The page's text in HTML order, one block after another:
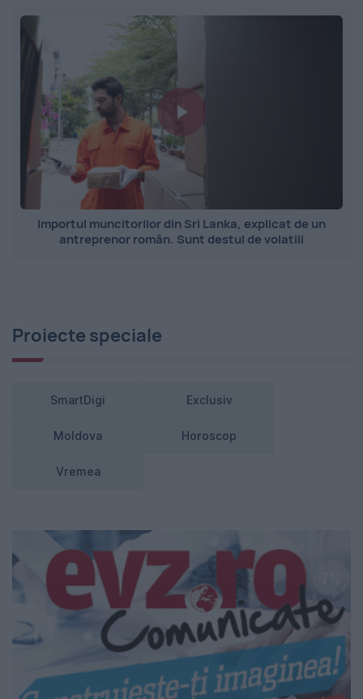
Importul muncitorilor din Sri Lanka, explicat de un
antreprenor român. Sunt destul de volatili
Proiecte speciale
SmartDigi Exclusiv
Moldova Horoscop
Vremea